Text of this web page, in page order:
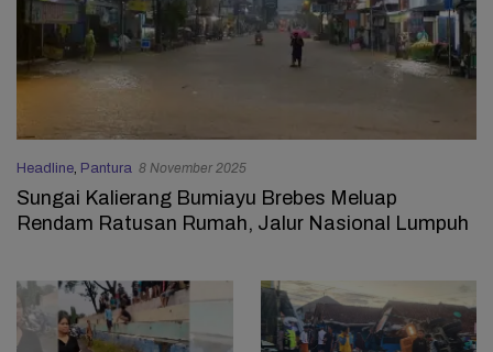
Headline, Pantura 8 November 2025
Sungai Kalierang Bumiayu Brebes Meluap
Rendam Ratusan Rumah, Jalur Nasional Lumpuh